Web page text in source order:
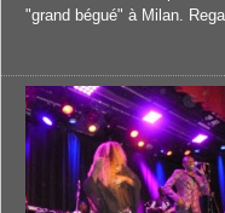
"grand bégué" à Milan.